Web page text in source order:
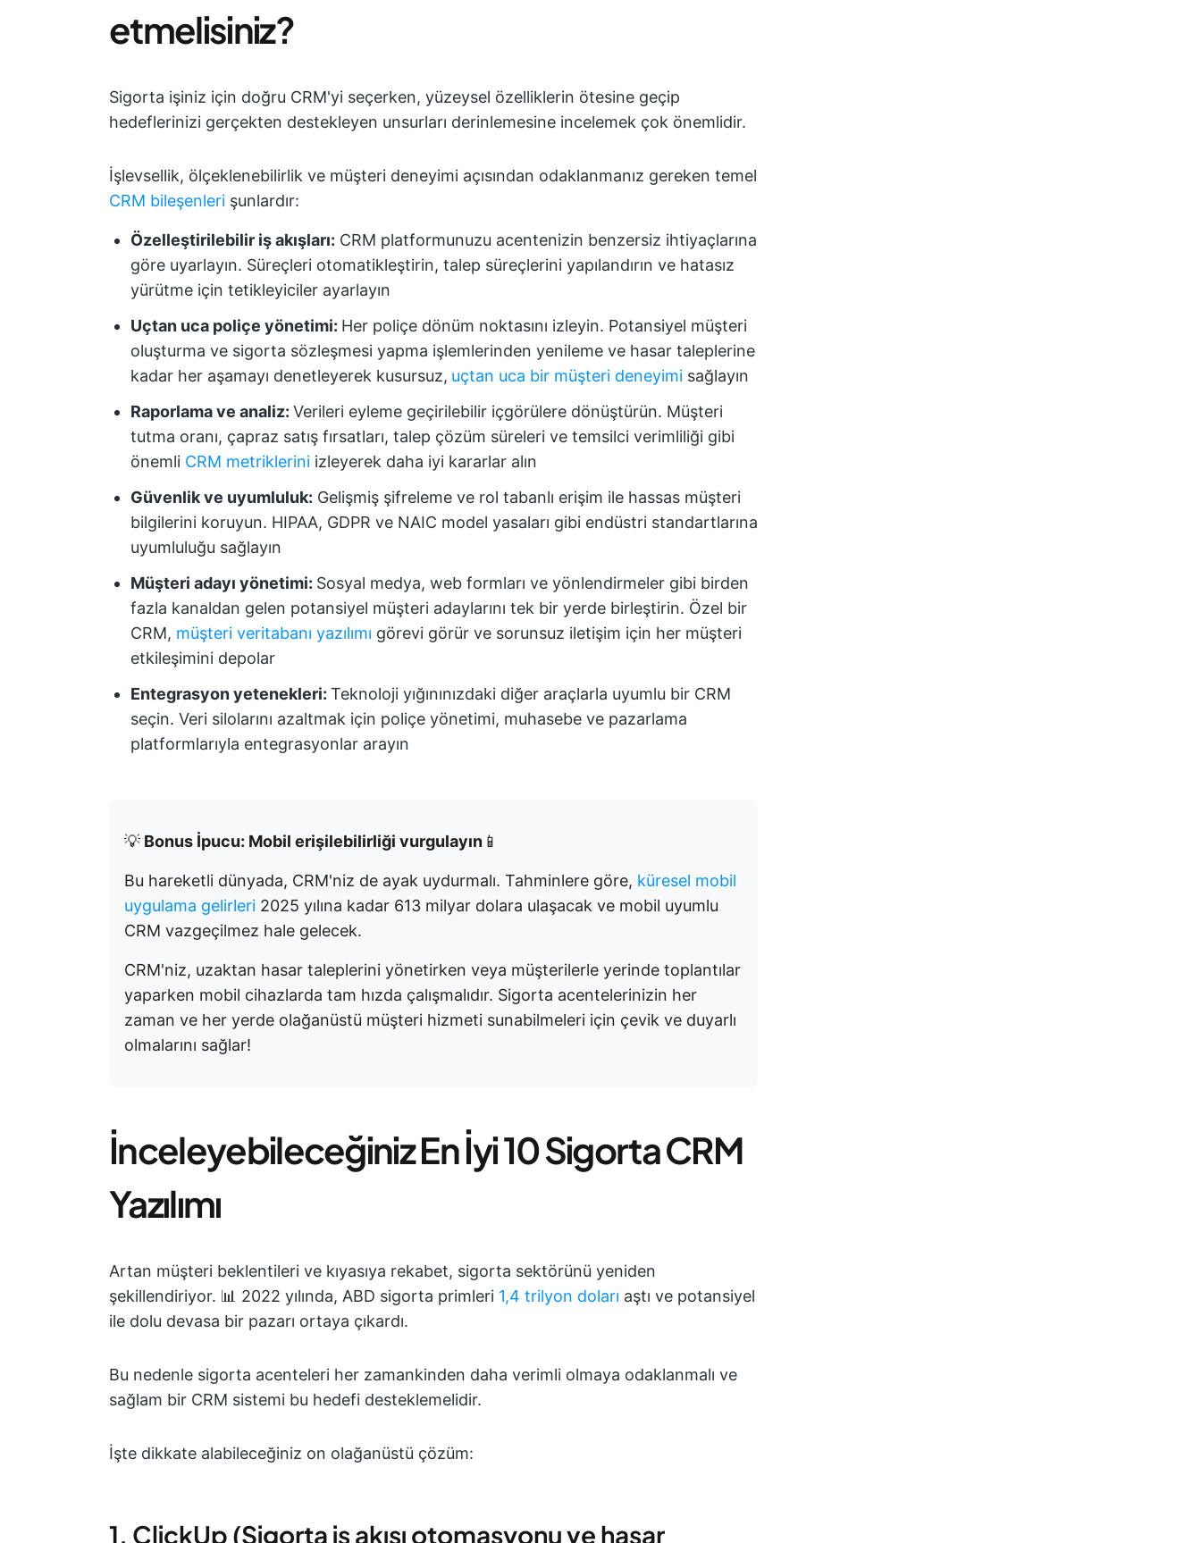
etmelisiniz?
Sigorta işiniz için doğru CRM'yi seçerken, yüzeysel özelliklerin ötesine geçip
hedeflerinizi gerçekten destekleyen unsurları derinlemesine incelemek çok önemlidir.
İşlevsellik, ölçeklenebilirlik ve müşteri deneyimi açısından odaklanmanız gereken temel
CRM bileşenleri şunlardır:
Özelleştirilebilir iş akışları: CRM platformunuzu acentenizin benzersiz ihtiyaçlarına
göre uyarlayın. Süreçleri otomatikleştirin, talep süreçlerini yapılandırın ve hatasız
yürütme için tetikleyiciler ayarlayın
Uçtan uca poliçe yönetimi: Her poliçe dönüm noktasını izleyin. Potansiyel müşteri
oluşturma ve sigorta sözleşmesi yapma işlemlerinden yenileme ve hasar taleplerine
kadar her aşamayı denetleyerek kusursuz, uçtan uca bir müşteri deneyimi sağlayın
Raporlama ve analiz: Verileri eyleme geçirilebilir içgörülere dönüştürün. Müşteri
tutma oranı, çapraz satış fırsatları, talep çözüm süreleri ve temsilci verimliliği gibi
önemli CRM metriklerini izleyerek daha iyi kararlar alın
Güvenlik ve uyumluluk: Gelişmiş şifreleme ve rol tabanlı erişim ile hassas müşteri
bilgilerini koruyun. HIPAA, GDPR ve NAIC model yasaları gibi endüstri standartlarına
uyumluluğu sağlayın
Müşteri adayı yönetimi: Sosyal medya, web formları ve yönlendirmeler gibi birden
fazla kanaldan gelen potansiyel müşteri adaylarını tek bir yerde birleştirin. Özel bir
CRM, müşteri veritabanı yazılımı görevi görür ve sorunsuz iletişim için her müşteri
etkileşimini depolar
Entegrasyon yetenekleri: Teknoloji yığınınızdaki diğer araçlarla uyumlu bir CRM
seçin. Veri silolarını azaltmak için poliçe yönetimi, muhasebe ve pazarlama
platformlarıyla entegrasyonlar arayın
💡 Bonus İpucu: Mobil erişilebilirliği vurgulayın 📱
Bu hareketli dünyada, CRM'niz de ayak uydurmalı. Tahminlere göre, küresel mobil
uygulama gelirleri 2025 yılına kadar 613 milyar dolara ulaşacak ve mobil uyumlu
CRM vazgeçilmez hale gelecek.
CRM'niz, uzaktan hasar taleplerini yönetirken veya müşterilerle yerinde toplantılar
yaparken mobil cihazlarda tam hızda çalışmalıdır. Sigorta acentelerinizin her
zaman ve her yerde olağanüstü müşteri hizmeti sunabilmeleri için çevik ve duyarlı
olmalarını sağlar!
İnceleyebileceğiniz En İyi 10 Sigorta CRM
Yazılımı
Artan müşteri beklentileri ve kıyasıya rekabet, sigorta sektörünü yeniden
şekillendiriyor. 📊 2022 yılında, ABD sigorta primleri 1,4 trilyon doları aştı ve potansiyel
ile dolu devasa bir pazarı ortaya çıkardı.
Bu nedenle sigorta acenteleri her zamankinden daha verimli olmaya odaklanmalı ve
sağlam bir CRM sistemi bu hedefi desteklemelidir.
İşte dikkate alabileceğiniz on olağanüstü çözüm:
1. ClickUp (Sigorta iş akışı otomasyonu ve hasar